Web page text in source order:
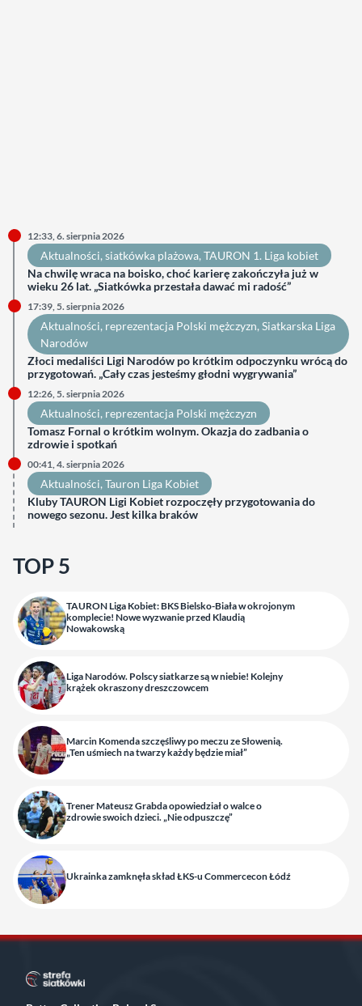
12:33, 6. sierpnia 2026
Aktualności, siatkówka plażowa, TAURON 1. Liga kobiet
Na chwilę wraca na boisko, choć karierę zakończyła już w
wieku 26 lat. „Siatkówka przestała dawać mi radość”
17:39, 5. sierpnia 2026
Aktualności, reprezentacja Polski mężczyzn, Siatkarska Liga
Narodów
Złoci medaliści Ligi Narodów po krótkim odpoczynku wrócą do
przygotowań. „Cały czas jesteśmy głodni wygrywania”
12:26, 5. sierpnia 2026
Aktualności, reprezentacja Polski mężczyzn
Tomasz Fornal o krótkim wolnym. Okazja do zadbania o
zdrowie i spotkań
00:41, 4. sierpnia 2026
Aktualności, Tauron Liga Kobiet
Kluby TAURON Ligi Kobiet rozpoczęły przygotowania do
nowego sezonu. Jest kilka braków
TOP 5
TAURON Liga Kobiet: BKS Bielsko-Biała w okrojonym
komplecie! Nowe wyzwanie przed Klaudią
Nowakowską
Liga Narodów. Polscy siatkarze są w niebie! Kolejny
krążek okraszony dreszczowcem
Marcin Komenda szczęśliwy po meczu ze Słowenią.
„Ten uśmiech na twarzy każdy będzie miał”
Trener Mateusz Grabda opowiedział o walce o
zdrowie swoich dzieci. „Nie odpuszczę”
Ukrainka zamknęła skład ŁKS-u Commercecon Łódź